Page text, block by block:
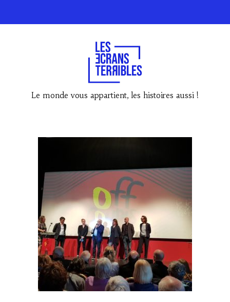
Le monde vous appartient, les histoires aussi !